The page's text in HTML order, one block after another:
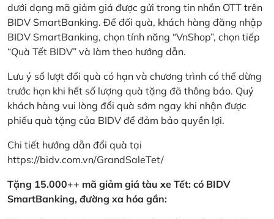
dưới dạng mã giảm giá được gửi trong tin nhắn OTT trên
BIDV SmartBanking. Để đối quà, khách hàng đăng nhập
BIDV SmartBanking, chọn tính năng “VnShop”, chọn tiếp
“Quà Tết BIDV” và làm theo hướng dẫn.
Lưu ý số lượt đổi quà có hạn và chương trình có thể dừng
trước hạn khi hết số lượng quà tặng đã thông báo. Quý
khách hàng vui lòng đổi quà sớm ngay khi nhận được
phiếu quà tặng của BIDV để đảm bảo quyền lợi.
Chi tiết hướng dẫn đổi quà tại
https://bidv.com.vn/GrandSaleTet/
Tặng 15.000++ mã giảm giá tàu xe Tết: có BIDV
SmartBanking, đường xa hóa gần: